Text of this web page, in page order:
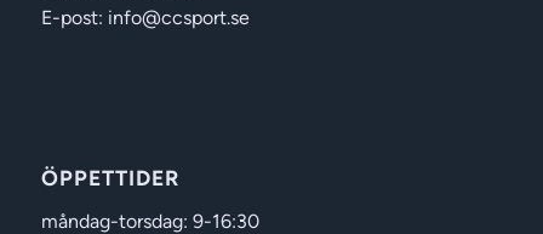
E-post: info@ccsport.se
ÖPPETTIDER
måndag-torsdag: 9-16:30